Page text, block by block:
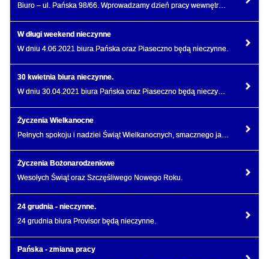
Biuro – ul. Pańska 98/66. Wprowadzamy dzień pracy wewnętrznej.
W długi weekend nieczynne
W dniu 4.06.2021 biura Pańska oraz Piaseczno będą nieczynne.
30 kwietnia biura nieczynne.
W dniu 30.04.2021 biura Pańska oraz Piaseczno będą nieczynne.
Życzenia Wielkanocne
Pełnych spokoju i nadziei Świąt Wielkanocnych, smacznego jajka i mokrego śmigusa dyngusa.
Życzenia Bożonarodzeniowe
Wesołych Świąt oraz Szczęśliwego Nowego Roku.
24 grudnia - nieczynne.
24 grudnia biura Provisor będą nieczynne.
Pańska - zmiana pracy